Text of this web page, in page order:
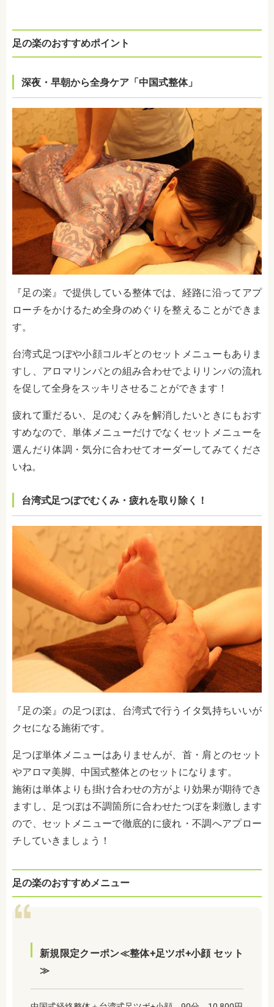
足の楽のおすすめポイント
深夜・早朝から全身ケア「中国式整体」
『足の楽』で提供している整体では、経路に沿ってアプ
ローチをかけるため全身のめぐりを整えることができま
す。
台湾式足つぼや小顔コルギとのセットメニューもありま
すし、アロマリンパとの組み合わせでよりリンパの流れ
を促して全身をスッキリさせることができます！
疲れて重だるい、足のむくみを解消したいときにもおす
すめなので、単体メニューだけでなくセットメニューを
選んだり体調・気分に合わせてオーダーしてみてくださ
いね。
台湾式足つぼでむくみ・疲れを取り除く！
『足の楽』の足つぼは、台湾式で行うイタ気持ちいいが
クセになる施術です。
足つぼ単体メニューはありませんが、首・肩とのセット
やアロマ美脚、中国式整体とのセットになります。
施術は単体よりも掛け合わせの方がより効果が期待でき
ますし、足つぼは不調箇所に合わせたつぼを刺激します
ので、セットメニューで徹底的に疲れ・不調へアプロー
チしていきましょう！
足の楽のおすすめメニュー
新規限定クーポン≪整体+足ツボ+小顔 セット
≫